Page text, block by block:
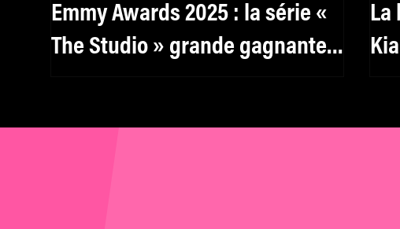
Emmy Awards 2025 : la série «
The Studio » grande gagnante
La